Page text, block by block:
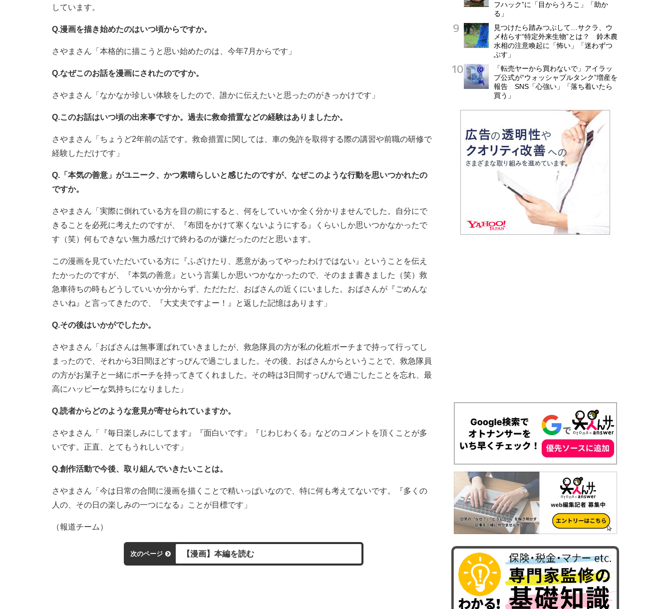
しています。
Q.漫画を描き始めたのはいつ頃からですか。
さやまさん「本格的に描こうと思い始めたのは、今年7月からです」
Q.なぜこのお話を漫画にされたのですか。
さやまさん「なかなか珍しい体験をしたので、誰かに伝えたいと思ったのがきっかけです」
Q.このお話はいつ頃の出来事ですか。過去に救命措置などの経験はありましたか。
さやまさん「ちょうど2年前の話です。救命措置に関しては、車の免許を取得する際の講習や前職の研修で
経験しただけです」
Q.「本気の善意」がユニーク、かつ素晴らしいと感じたのですが、なぜこのような行動を思いつかれたの
ですか。
さやまさん「実際に倒れている方を目の前にすると、何をしていいか全く分かりませんでした。自分にで
きることを必死に考えたのですが、『布団をかけて寒くないようにする』くらいしか思いつかなかったで
す（笑）何もできない無力感だけで終わるのが嫌だったのだと思います。
この漫画を見ていただいている方に『ふざけたり、悪意があってやったわけではない』ということを伝え
たかったのですが、『本気の善意』という言葉しか思いつかなかったので、そのまま書きました（笑）救
急車待ちの時もどうしていいか分からず、ただただ、おばさんの近くにいました。おばさんが『ごめんな
さいね』と言ってきたので、『大丈夫ですよー！』と返した記憶はあります」
Q.その後はいかがでしたか。
さやまさん「おばさんは無事運ばれていきましたが、救急隊員の方が私の化粧ポーチまで持って行ってし
まったので、それから3日間ほどすっぴんで過ごしました。その後、おばさんからということで、救急隊員
の方がお菓子と一緒にポーチを持ってきてくれました。その時は3日間すっぴんで過ごしたことを忘れ、最
高にハッピーな気持ちになりました」
Q.読者からどのような意見が寄せられていますか。
さやまさん「『毎日楽しみにしてます』『面白いです』『じわじわくる』などのコメントを頂くことが多
いです。正直、とてもうれしいです」
Q.創作活動で今後、取り組んでいきたいことは。
さやまさん「今は日常の合間に漫画を描くことで精いっぱいなので、特に何も考えてないです。『多くの
人の、その日の楽しみの一つになる』ことが目標です」
（報道チーム）
次のページ 【漫画】本編を読む
フハック”に「目からうろこ」「助か
る」
見つけたら踏みつぶして…サクラ、ウ
メ枯らす“特定外来生物”とは？ 鈴木農
水相の注意喚起に「怖い」「迷わずつ
ぶす」
「転売ヤーから買わないで」アイラッ
プ公式が“ウォッシャブルタンク”増産を
報告 SNS「心強い」「落ち着いたら
買う」